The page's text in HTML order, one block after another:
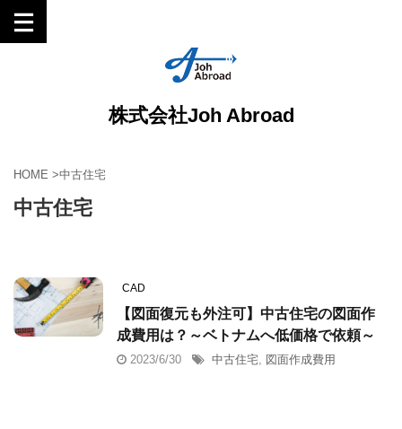
株式会社Joh Abroad
HOME >中古住宅
中古住宅
CAD
【図面復元も外注可】中古住宅の図面作
成費用は？～ベトナムへ低価格で依頼～
2023/6/30 中古住宅 図面作成費用